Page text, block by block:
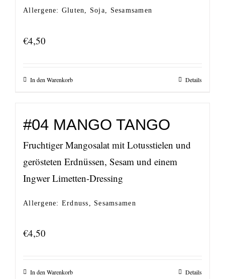
Allergene: Gluten, Soja, Sesamsamen
€4,50
In den Warenkorb Details
#04 MANGO TANGO
Fruchtiger Mangosalat mit Lotusstielen und
gerösteten Erdnüssen, Sesam und einem
Ingwer Limetten-Dressing
Allergene: Erdnuss, Sesamsamen
€4,50
In den Warenkorb Details